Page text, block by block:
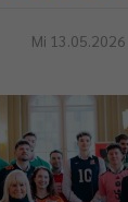
Mi 13.05.2026